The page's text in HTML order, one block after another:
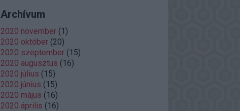
Archívum
2020 november (1)
2020 október (20)
2020 szeptember (15)
2020 augusztus (16)
2020 július (15)
2020 június (15)
2020 május (16)
2020 április (16)